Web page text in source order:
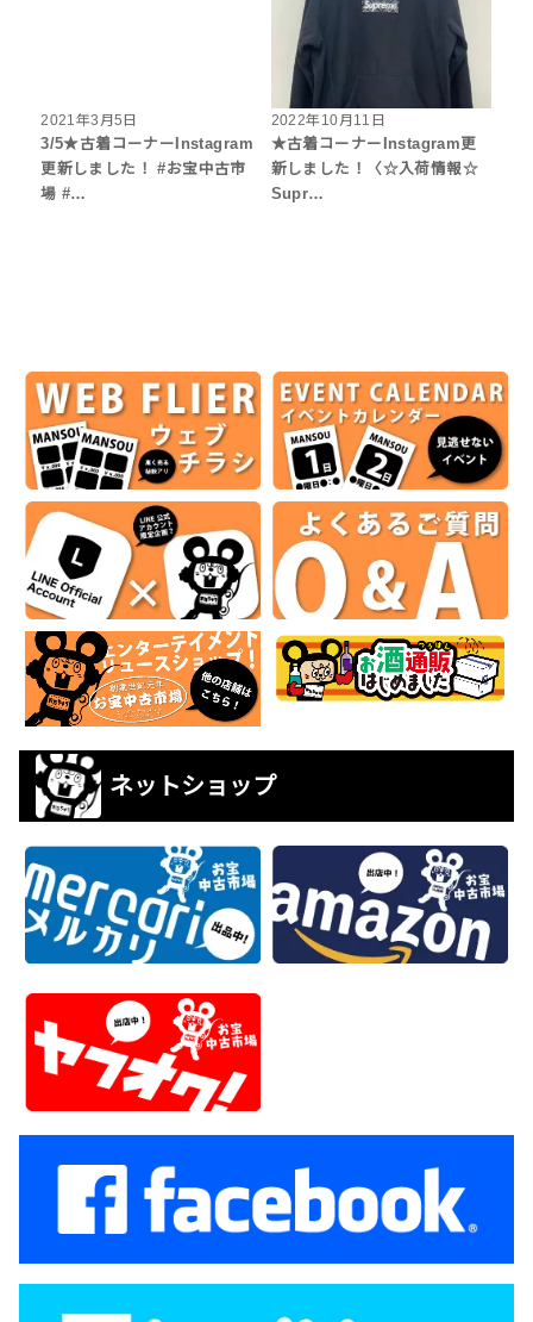
2021年3月5日
3/5★古着コーナーInstagram
更新しました！ #お宝中古市
場 #…
2022年10月11日
★古着コーナーInstagram更
新しました！〈☆入荷情報☆
Supr…
ネットショップ